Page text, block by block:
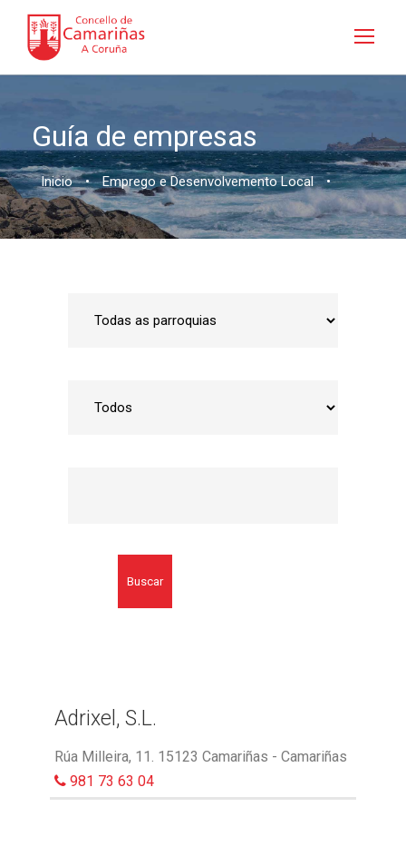
Guía de empresas
Inicio • Emprego e Desenvolvemento Local •
Buscar
Adrixel, S.L.
Rúa Milleira, 11. 15123 Camariñas - Camariñas
981 73 63 04